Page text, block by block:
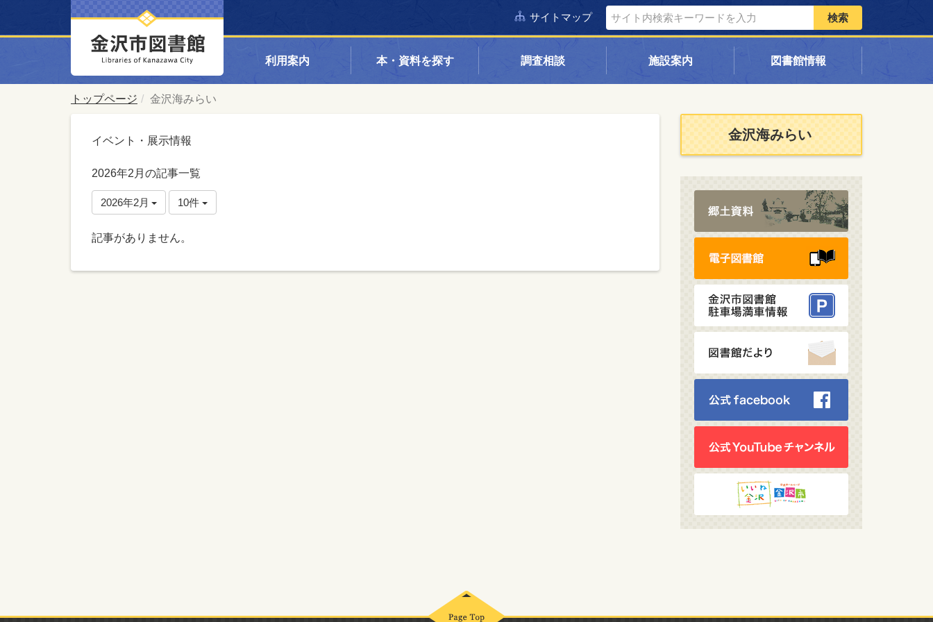
サイトマップ 検索
利用案内 本・資料を探す 調査相談 施設案内 図書館情報
トップページ 金沢海みらい
イベント・展示情報
2026年2月の記事一覧
2026年2月 10件
記事がありません。
金沢海みらい